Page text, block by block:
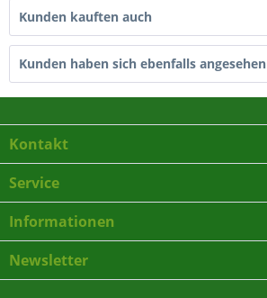
Kunden kauften auch
Kunden haben sich ebenfalls angesehen
Kontakt
Service
Informationen
Newsletter